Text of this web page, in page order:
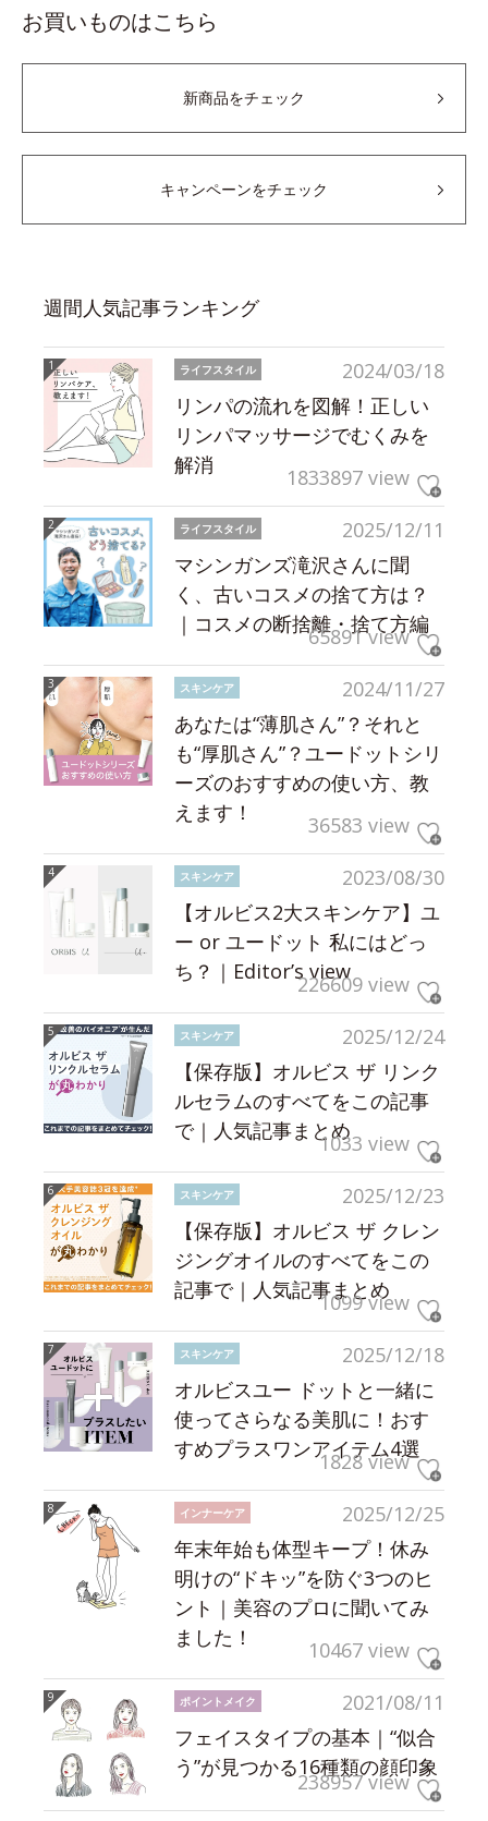
お買いものはこちら
新商品をチェック
キャンペーンをチェック
週間人気記事ランキング
2024/03/18
ライフスタイル
リンパの流れを図解！正しい
リンパマッサージでむくみを
解消
1833897 view
2025/12/11
ライフスタイル
マシンガンズ滝沢さんに聞
く、古いコスメの捨て方は？
｜コスメの断捨離・捨て方編
65891 view
2024/11/27
スキンケア
あなたは“薄肌さん”？それと
も“厚肌さん”？ユードットシリ
ーズのおすすめの使い方、教
えます！
36583 view
2023/08/30
スキンケア
【オルビス2大スキンケア】ユ
ー or ユードット 私にはどっ
ち？｜Editor’s view226609 view
2025/12/24
スキンケア
【保存版】オルビス ザ リンク
ルセラムのすべてをこの記事
で｜人気記事まとめ1033 view
2025/12/23
スキンケア
【保存版】オルビス ザ クレン
ジングオイルのすべてをこの
記事で｜人気記事まとめ
1099 view
2025/12/18
スキンケア
オルビスユー ドットと一緒に
使ってさらなる美肌に！おす
すめプラスワンアイテム4選
1828 view
2025/12/25
インナーケア
年末年始も体型キープ！休み
明けの“ドキッ”を防ぐ3つのヒ
ント｜美容のプロに聞いてみ
ました！
10467 view
2021/08/11
ポイントメイク
フェイスタイプの基本｜“似合
う”が見つかる16種類の顔印象
238957 view